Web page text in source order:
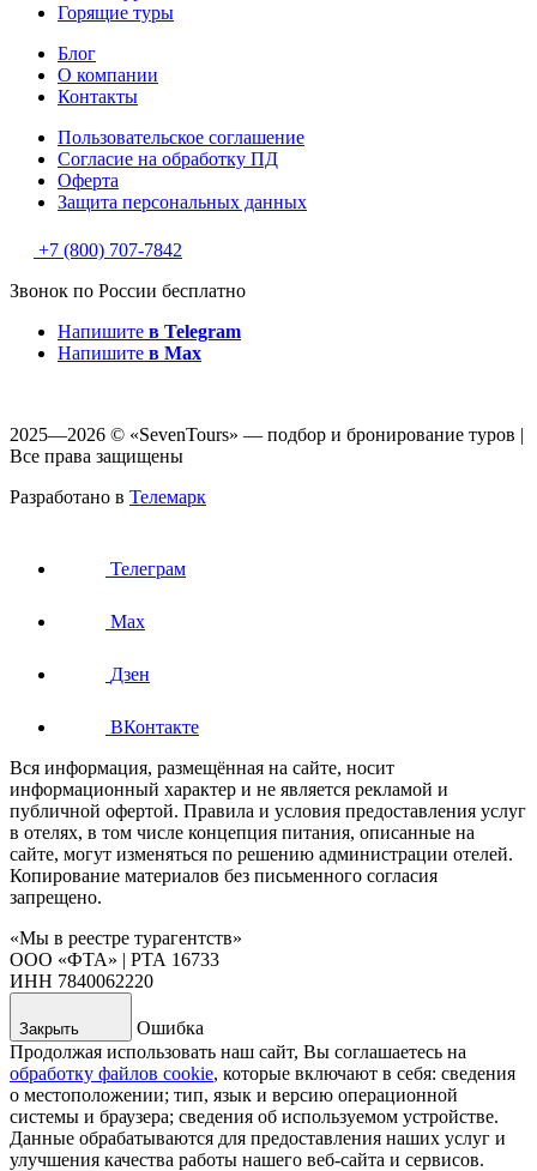
Горящие туры
Блог
О компании
Контакты
Пользовательское соглашение
Согласие на обработку ПД
Оферта
Защитa персональных данных
+7 (800) 707-7842
Звонок по России бесплатно
Напишите в Telegram
Напишите в Max
2025—2026 © «SevenTours» — подбор и бронирование туров |
Все права защищены
Разработано в Телемарк
Телеграм
Max
Дзен
ВКонтакте
Вся информация, размещённая на сайте, носит
информационный характер и не является рекламой и
публичной офертой. Правила и условия предоставления услуг
в отелях, в том числе концепция питания, описанные на
сайте, могут изменяться по решению администрации отелей.
Копирование материалов без письменного согласия
запрещено.
«Мы в реестре турагентств»
ООО «ФТА» | РТА 16733
ИНН 7840062220
Закрыть
Ошибка
Продолжая использовать наш сайт, Вы соглашаетесь на
обработку файлов cookie, которые включают в себя: сведения
о местоположении; тип, язык и версию операционной
системы и браузера; сведения об используемом устройстве.
Данные обрабатываются для предоставления наших услуг и
улучшения качества работы нашего веб-сайта и сервисов.